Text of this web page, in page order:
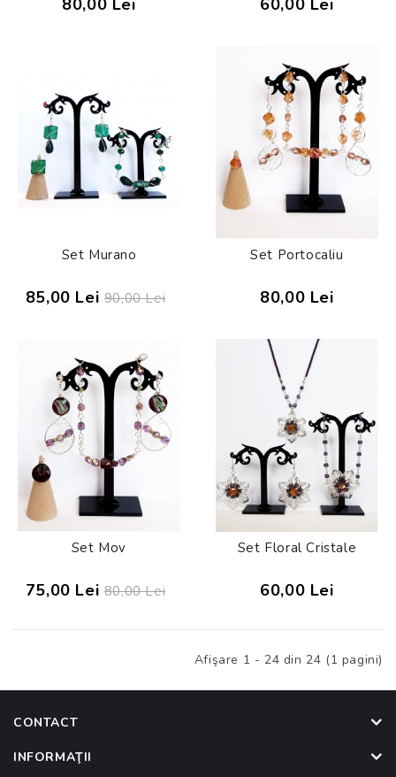
80,00 Lei 60,00 Lei
Set Murano
85,00 Lei 90,00 Lei
Set Portocaliu
80,00 Lei
Set Mov
75,00 Lei 80,00 Lei
Set Floral Cristale
60,00 Lei
Afişare 1 - 24 din 24 (1 pagini)
CONTACT
INFORMAŢII